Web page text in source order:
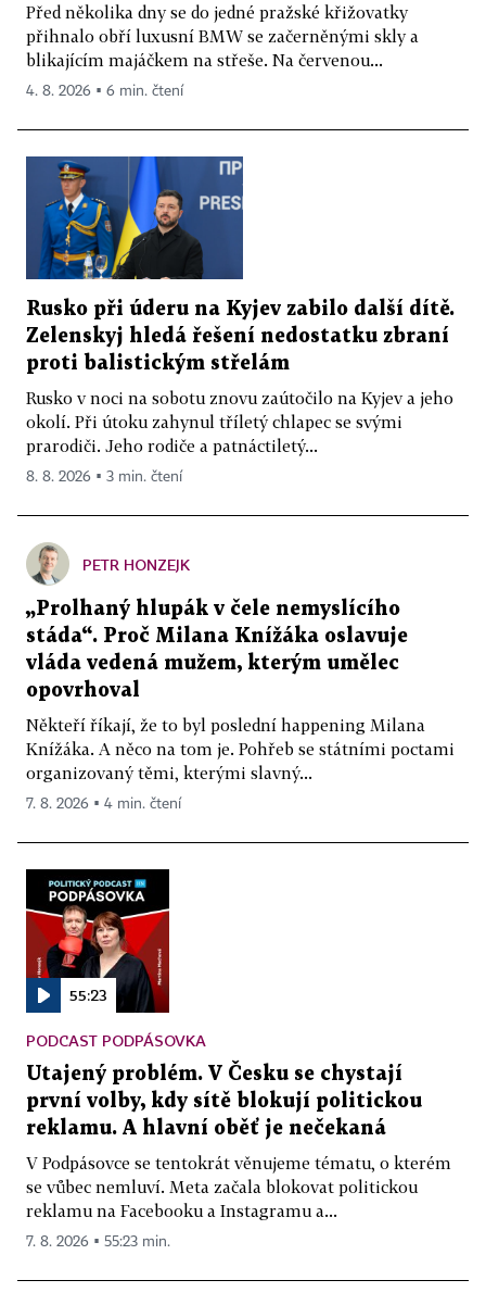
Před několika dny se do jedné pražské křižovatky
přihnalo obří luxusní BMW se začerněnými skly a
blikajícím majáčkem na střeše. Na červenou...
4. 8. 2026 ▪ 6 min. čtení
Rusko při úderu na Kyjev zabilo další dítě.
Zelenskyj hledá řešení nedostatku zbraní
proti balistickým střelám
Rusko v noci na sobotu znovu zaútočilo na Kyjev a jeho
okolí. Při útoku zahynul tříletý chlapec se svými
prarodiči. Jeho rodiče a patnáctiletý...
8. 8. 2026 ▪ 3 min. čtení
PETR HONZEJK
„Prolhaný hlupák v čele nemyslícího
stáda“. Proč Milana Knížáka oslavuje
vláda vedená mužem, kterým umělec
opovrhoval
Někteří říkají, že to byl poslední happening Milana
Knížáka. A něco na tom je. Pohřeb se státními poctami
organizovaný těmi, kterými slavný...
7. 8. 2026 ▪ 4 min. čtení
55:23
PODCAST PODPÁSOVKA
Utajený problém. V Česku se chystají
první volby, kdy sítě blokují politickou
reklamu. A hlavní oběť je nečekaná
V Podpásovce se tentokrát věnujeme tématu, o kterém
se vůbec nemluví. Meta začala blokovat politickou
reklamu na Facebooku a Instagramu a...
7. 8. 2026 ▪ 55:23 min.